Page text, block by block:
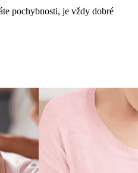
pochybnosti, je vždy dobré